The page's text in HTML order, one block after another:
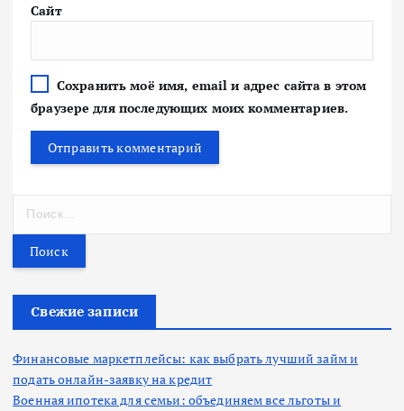
Сайт
Сохранить моё имя, email и адрес сайта в этом
браузере для последующих моих комментариев.
т
Свежие записи
Финансовые маркетплейсы: как выбрать лучший займ и
подать онлайн-заявку на кредит
Военная ипотека для семьи: объединяем все льготы и